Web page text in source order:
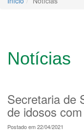
Notícias
Secretaria de
de idosos
Postado em 22/04/2021